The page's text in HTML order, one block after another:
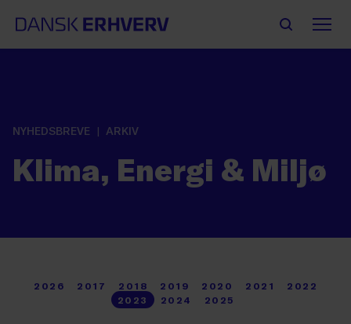
NYHEDSBREVE ARKIV
Klima, Energi & Miljø
2026 2017 2018 2019 2020 2021
2022
2023
2024 2025